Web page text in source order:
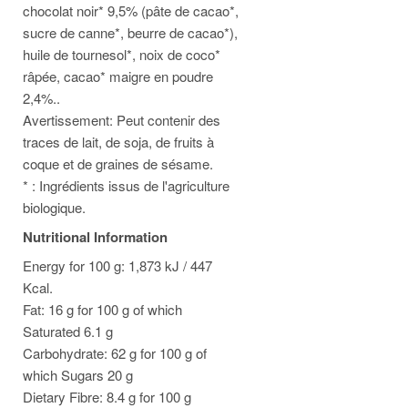
chocolat noir* 9,5% (pâte de cacao*,
sucre de canne*, beurre de cacao*),
huile de tournesol*, noix de coco*
râpée, cacao* maigre en poudre
2,4%..
Avertissement: Peut contenir des
traces de lait, de soja, de fruits à
coque et de graines de sésame.
* : Ingrédients issus de l'agriculture
biologique.
Nutritional Information
Energy for 100 g: 1,873 kJ / 447
Kcal.
Fat: 16 g for 100 g of which
Saturated 6.1 g
Carbohydrate: 62 g for 100 g of
which Sugars 20 g
Dietary Fibre: 8.4 g for 100 g